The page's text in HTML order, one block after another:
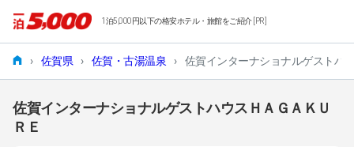
1泊5,000円以下の格安ホテル・旅館をご紹介 [PR]
› 佐賀県 › 佐賀・古湯温泉 › 佐賀インターナショナルゲストハ
佐賀インターナショナルゲストハウスＨＡＧＡＫＵ
ＲＥ